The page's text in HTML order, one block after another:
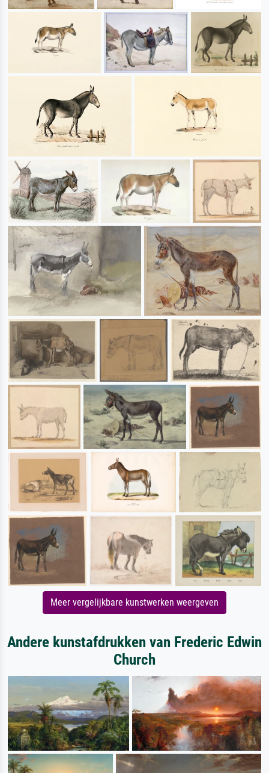
Meer vergelijkbare kunstwerken weergeven
Andere kunstafdrukken van Frederic Edwin
Church